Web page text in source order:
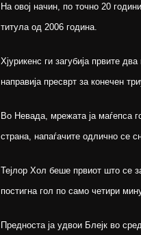
На овој начин, по точно 20
титула од 2006 година.
Хјурикенс ги загубија првите
направија пресврт за конечен
Во Невада, мрежата ја маѓепса
страна, напаѓачите одлично се
Тејлор Хол беше првиот што се
постигна гол по само четири
Предноста ја удвои Блејк во